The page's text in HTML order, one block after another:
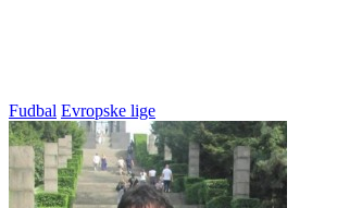
Fudbal Evropske lige